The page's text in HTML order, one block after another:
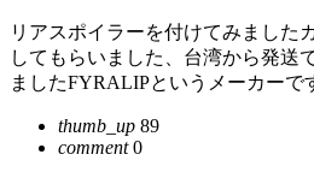
リアスポイラーを付けてみました
してもらいました、台湾から発送
ましたFYRALIPというメーカーで
thumb_up 89
comment0